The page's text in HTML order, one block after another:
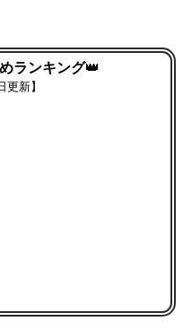
ランキング👑
更新】